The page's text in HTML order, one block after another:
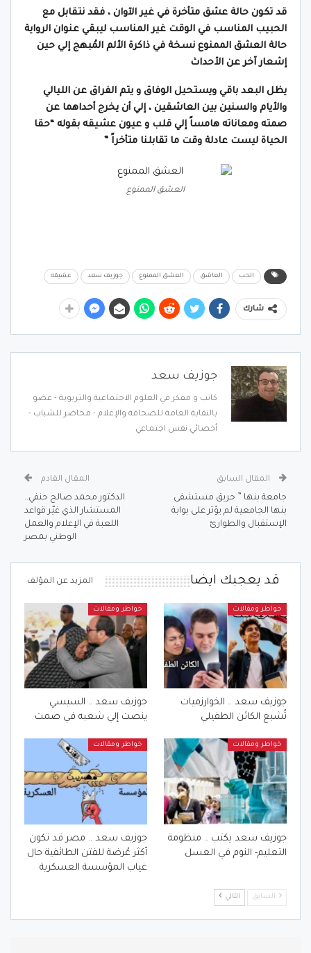
قد تكون حالة عشق متأخرة في غير الآوان ، فقد نتقابل مع
الحبيب المناسب في الوقت غير المناسب ليبقي عنوان الرواية
حالة العشق الممنوع نسخة في ذاكرة الألم المُبهج إلي حين
إشعار آخر عن الأحداث
يظل البعد باقي ويستحيل الوفاق و يتم الفراق عن الليالي
والأيام والسنين بين العاشقين ، إلي أن يخرج أحداهما عن
صمته ومعاناته هامساً إلي قلب و عيون عشيقه بقوله “حقا
الحياة ليست عادلة وقت ما تقابلنا متأخراً ”
العشق الممنوع
الحب العاشق العشق الممنوع جوزيف سعد عشيقه
شارك
جوزيف سعد
كاتب و مفكر في العلوم الاجتماعية والتربوية - عضو
بالنقابة العامة للصحافة والإعلام - محاضر للشباب -
أخصائي نفس اجتماعي
المقال السابق
جامعة بنها ” حريق مستشفى
بنها الجامعية لم يؤثر على بوابة
الإستقبال والطوارئ
المقال القادم
الدكتور محمد صالح حنفي..
المستشار الذي غيّر قواعد
اللعبة في الإعلام والعمل
الوطني بمصر
قد يعجبك ايضا المزيد عن المؤلف
خواطر ومقالات
جوزيف سعد .. الخوارزميات
تُشبع الكائن الطفيلي
خواطر ومقالات
جوزيف سعد .. السيسي
ينصت إلي شعبه في صمت
خواطر ومقالات
جوزيف سعد يكتب .. منظومة
التعليم- النوم في العسل
خواطر ومقالات
جوزيف سعد .. مصر قد تكون
أكثر عُرضة للفتن الطائفية حال
غياب المؤسسة العسكرية
السابق التالي